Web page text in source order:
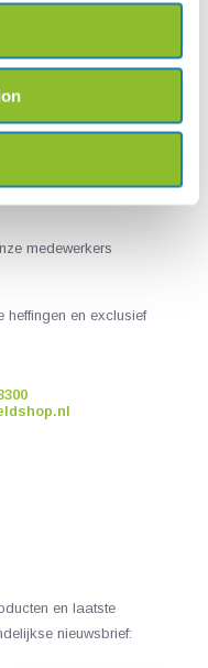
medewerkers
heffingen en exclusief
en laatste
nieuwsbrief: